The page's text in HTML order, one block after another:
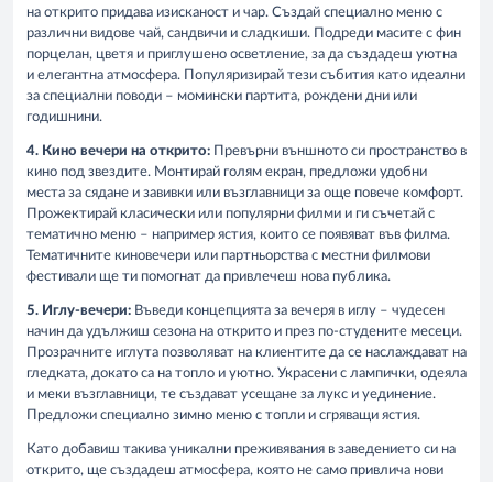
на открито придава изисканост и чар. Създай специално меню с
различни видове чай, сандвичи и сладкиши. Подреди масите с фин
порцелан, цветя и приглушено осветление, за да създадеш уютна
и елегантна атмосфера. Популяризирай тези събития като идеални
за специални поводи – момински партита, рождени дни или
годишнини.
4. Кино вечери на открито: Превърни външното си пространство в
кино под звездите. Монтирай голям екран, предложи удобни
места за сядане и завивки или възглавници за още повече комфорт.
Прожектирай класически или популярни филми и ги съчетай с
тематично меню – например ястия, които се появяват във филма.
Тематичните киновечери или партньорства с местни филмови
фестивали ще ти помогнат да привлечеш нова публика.
5. Иглу-вечери: Въведи концепцията за вечеря в иглу – чудесен
начин да удължиш сезона на открито и през по-студените месеци.
Прозрачните иглута позволяват на клиентите да се наслаждават на
гледката, докато са на топло и уютно. Украсени с лампички, одеяла
и меки възглавници, те създават усещане за лукс и уединение.
Предложи специално зимно меню с топли и сгряващи ястия.
Като добавиш такива уникални преживявания в заведението си на
открито, ще създадеш атмосфера, която не само привлича нови